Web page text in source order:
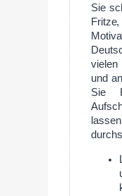
Sie
vielen
und
Sie